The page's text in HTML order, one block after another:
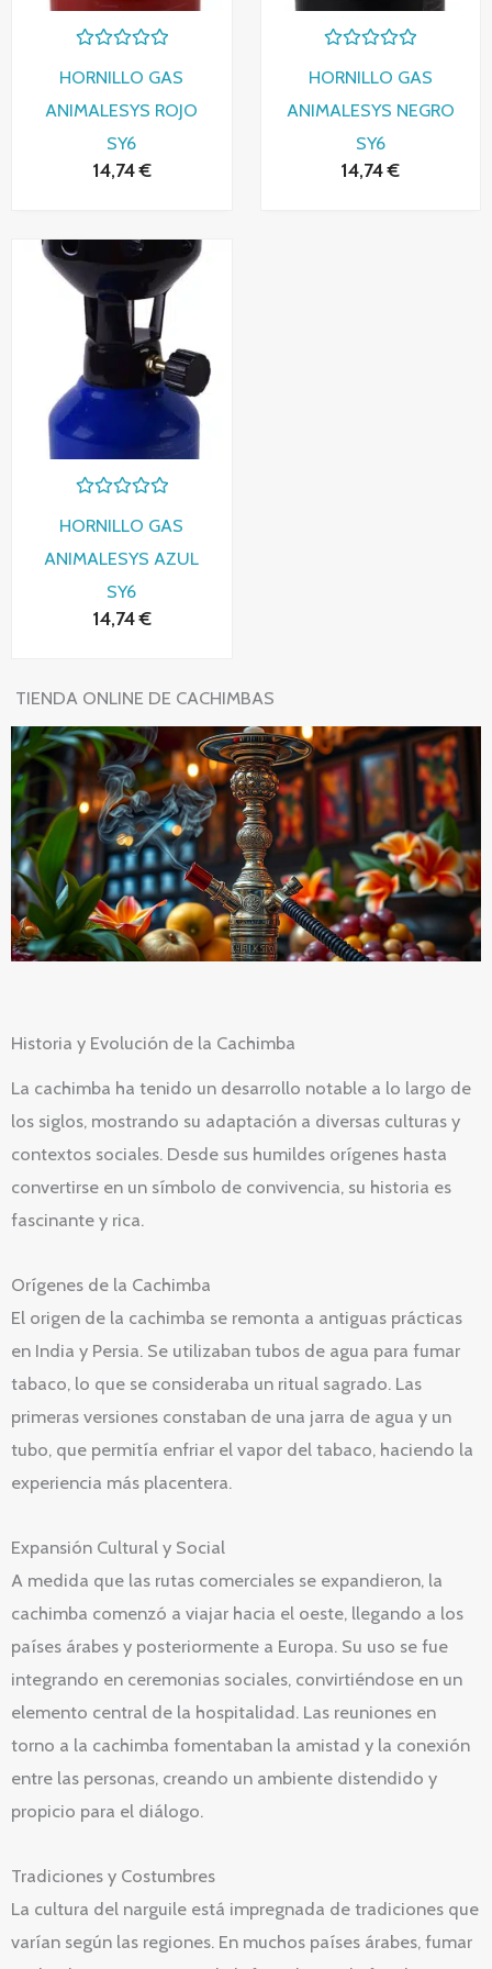
con
de
HORNILLO GAS
ANIMALESYS ROJO
SY6
14,74€
con
de
HORNILLO GAS
ANIMALESYS NEGRO
SY6
14,74€
con
de
HORNILLO GAS
ANIMALESYS AZUL
SY6
14,74€
TIENDA ONLINE DE CACHIMBAS
Historia y Evolución de la Cachimba
La cachimba ha tenido un desarrollo notable a lo largo de
los siglos, mostrando su adaptación a diversas culturas y
contextos sociales. Desde sus humildes orígenes hasta
convertirse en un símbolo de convivencia, su historia es
fascinante y rica.
Orígenes de la Cachimba
El origen de la cachimba se remonta a antiguas prácticas
en India y Persia. Se utilizaban tubos de agua para fumar
tabaco, lo que se consideraba un ritual sagrado. Las
primeras versiones constaban de una jarra de agua y un
tubo, que permitía enfriar el vapor del tabaco, haciendo la
experiencia más placentera.
Expansión Cultural y Social
A medida que las rutas comerciales se expandieron, la
cachimba comenzó a viajar hacia el oeste, llegando a los
países árabes y posteriormente a Europa. Su uso se fue
integrando en ceremonias sociales, convirtiéndose en un
elemento central de la hospitalidad. Las reuniones en
torno a la cachimba fomentaban la amistad y la conexión
entre las personas, creando un ambiente distendido y
propicio para el diálogo.
Tradiciones y Costumbres
La cultura del narguile está impregnada de tradiciones que
varían según las regiones. En muchos países árabes, fumar